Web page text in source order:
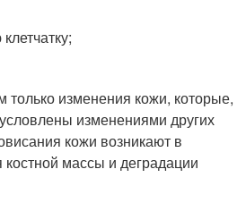
изменения кожи, которые,
изменениями других
кожи возникают в
костной массы и деградации